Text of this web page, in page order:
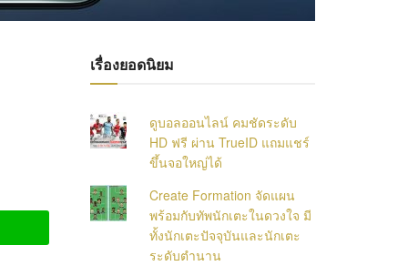
เรื่องยอดนิยม
ดูบอลออนไลน์ คมชัดระดับ
HD ฟรี ผ่าน TrueID แถมแชร์
ขึ้นจอใหญ่ได้
Create Formation จัดแผน
พร้อมกับทัพนักเตะในดวงใจ มี
ทั้งนักเตะปัจจุบันและนักเตะ
ระดับตำนาน